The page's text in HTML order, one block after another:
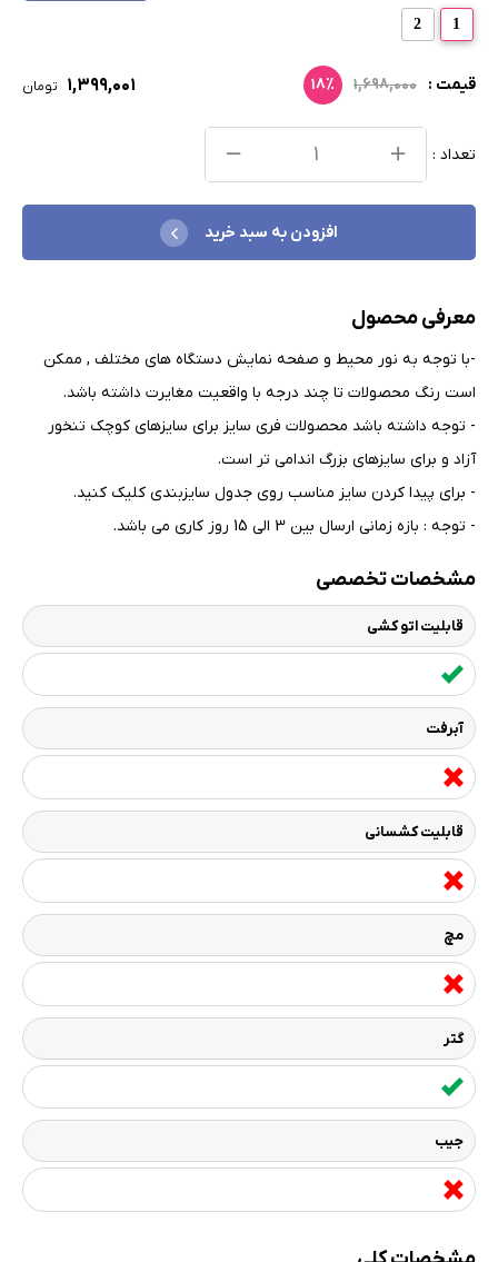
1
2
قیمت : ۱,۶۹۸,۰۰۰ ۱۸٪ ۱,۳۹۹,۰۰۱ تومان
تعداد :
افزودن به سبد خرید
معرفی محصول
-با توجه به نور محیط و صفحه نمایش دستگاه های مختلف , ممکن
است رنگ محصولات تا چند درجه با واقعیت مغایرت داشته باشد.
- توجه داشته باشد محصولات فری سایز برای سایزهای کوچک تنخور
آزاد و برای سایزهای بزرگ اندامی تر است.
- برای پیدا کردن سایز مناسب روی جدول سایزبندی کلیک کنید.
- توجه : بازه زمانی ارسال بین 3 الی 15 روز کاری می باشد.
مشخصات تخصصی
قابلیت اتو کشی
آبرفت
قابلیت کشسانی
مچ
گتر
جیب